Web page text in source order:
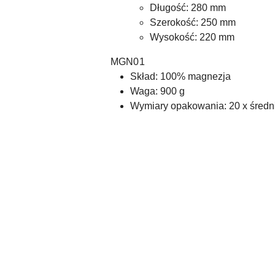
Długość: 280 mm
Szerokość: 250 mm
Wysokość: 220 mm
MGN01
Skład: 100% magnezja
Waga: 900 g
Wymiary opakowania: 20 x